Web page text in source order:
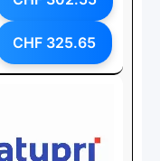
CHF 325.65